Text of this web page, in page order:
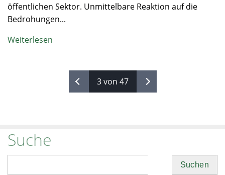
öffentlichen Sektor. Unmittelbare Reaktion auf die
Bedrohungen...
Weiterlesen
3 von 47
Suche